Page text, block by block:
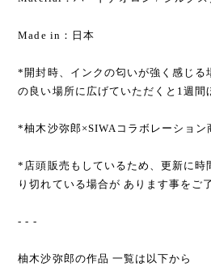
Made in：日本
*開封時、インクの匂いが強く感じる
の良い場所に広げていただくと1週間
*柚木沙弥郎×SIWAコラボレーション
*店頭販売もしているため、更新に時
り切れている場合が あります事をご
- - -
柚木沙弥郎の作品 一覧は以下から